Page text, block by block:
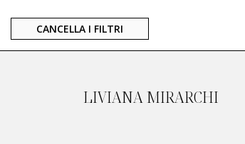
CANCELLA I FILTRI
LIVIANA MIRARCHI